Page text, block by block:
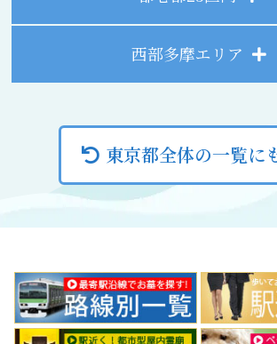
西部多摩エリア
東京都全体の一覧に